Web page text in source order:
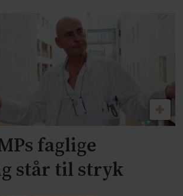
faglige
står til stryk